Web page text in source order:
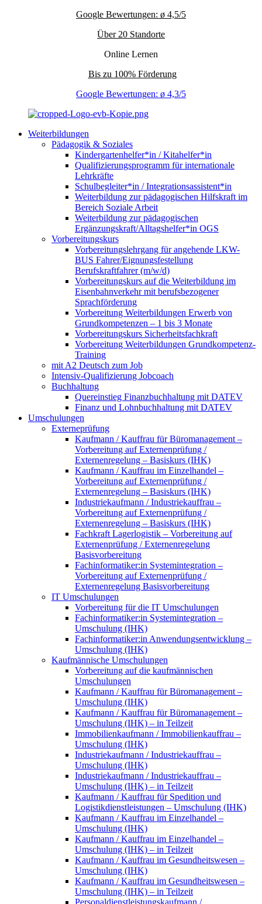
Google Bewertungen: ø 4,5/5
Über 20 Standorte
Online Lernen
Bis zu 100% Förderung
Google Bewertungen: ø 4,3/5
Weiterbildungen
Pädagogik & Soziales
Kindergartenhelfer*in / Kitahelfer*in
Qualifizierungsprogramm für internationale
Lehrkräfte
Schulbegleiter*in / Integrationsassistent*in
Weiterbildung zur pädagogischen Hilfskraft im
Bereich Soziale Arbeit
Weiterbildung zur pädagogischen
Ergänzungskraft/Alltagshelfer*in OGS
Vorbereitungskurs
Vorbereitungslehrgang für angehende LKW-
BUS Fahrer/Eignungsfestellung
Berufskraftfahrer (m/w/d)
Vorbereitungskurs auf die Weiterbildung im
Eisenbahnverkehr mit berufsbezogener
Sprachförderung
Vorbereitung Weiterbildungen Erwerb von
Grundkompetenzen – 1 bis 3 Monate
Vorbereitungskurs Sicherheitsfachkraft
Vorbereitung Weiterbildungen Grundkompetenz-
Training
mit A2 Deutsch zum Job
Intensiv-Qualifizierung Jobcoach
Buchhaltung
Quereinstieg Finanzbuchhaltung mit DATEV
Finanz und Lohnbuchhaltung mit DATEV
Umschulungen
Externeprüfung
Kaufmann / Kauffrau für Büromanagement –
Vorbereitung auf Externenprüfung /
Externenregelung – Basiskurs (IHK)
Kaufmann / Kauffrau im Einzelhandel –
Vorbereitung auf Externenprüfung /
Externenregelung – Basiskurs (IHK)
Industriekaufmann / Industriekauffrau –
Vorbereitung auf Externenprüfung /
Externenregelung – Basiskurs (IHK)
Fachkraft Lagerlogistik – Vorbereitung auf
Externenprüfung / Externenregelung
Basisvorbereitung
Fachinformatiker:in Systemintegration –
Vorbereitung auf Externenprüfung /
Externenregelung Basisvorbereitung
IT Umschulungen
Vorbereitung für die IT Umschulungen
Fachinformatiker:in Systemintegration –
Umschulung (IHK)
Fachinformatiker:in Anwendungsentwicklung –
Umschulung (IHK)
Kaufmännische Umschulungen
Vorbereitung auf die kaufmännischen
Umschulungen
Kaufmann / Kauffrau für Büromanagement –
Umschulung (IHK)
Kaufmann / Kauffrau für Büromanagement –
Umschulung (IHK) – in Teilzeit
Immobilienkaufmann / Immobilienkauffrau –
Umschulung (IHK)
Industriekaufmann / Industriekauffrau –
Umschulung (IHK)
Industriekaufmann / Industriekauffrau –
Umschulung (IHK) – in Teilzeit
Kaufmann / Kauffrau für Spedition und
Logistikdienstleistungen – Umschulung (IHK)
Kaufmann / Kauffrau im Einzelhandel –
Umschulung (IHK)
Kaufmann / Kauffrau im Einzelhandel –
Umschulung (IHK) – in Teilzeit
Kaufmann / Kauffrau im Gesundheitswesen –
Umschulung (IHK)
Kaufmann / Kauffrau im Gesundheitswesen –
Umschulung (IHK) – in Teilzeit
Personaldienstleistungskaufmann /